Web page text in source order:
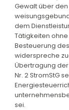
Gewalt über
dem
Tätigkeiten
Besteuerung
widerspreche
Übertragung der
Nr. 2 StromStG
sei.